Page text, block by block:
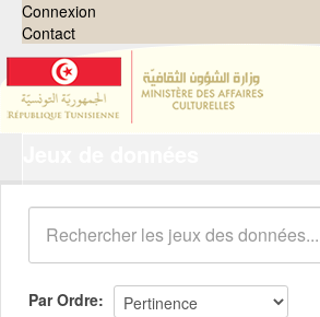
Connexion
Contact
Organisations
Groupes
Demandes 0
À propos
Par Ordre